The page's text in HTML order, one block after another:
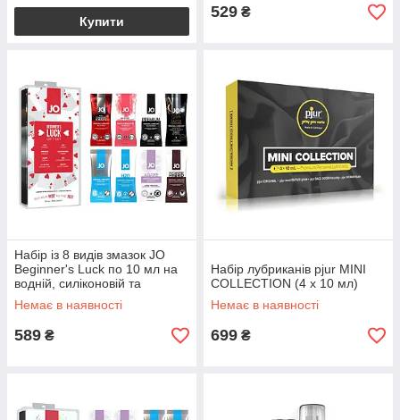
Купити
529 ₴
Набір із 8 видів змазок JO
Beginner's Luck по 10 мл на
водній, силіконовій та
гібридній основі
Немає в наявності
589 ₴
Набір лубриканів pjur MINI
COLLECTION (4 x 10 мл)
Немає в наявності
699 ₴